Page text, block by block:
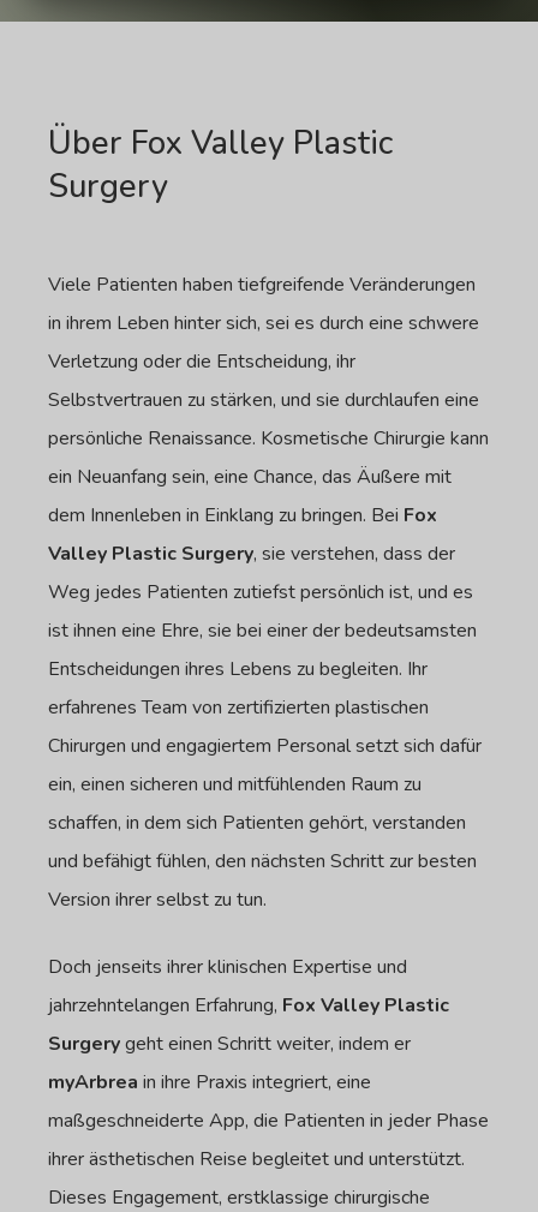
Über Fox Valley Plastic
Surgery
Viele Patienten haben tiefgreifende Veränderungen
in ihrem Leben hinter sich, sei es durch eine schwere
Verletzung oder die Entscheidung, ihr
Selbstvertrauen zu stärken, und sie durchlaufen eine
persönliche Renaissance. Kosmetische Chirurgie kann
ein Neuanfang sein, eine Chance, das Äußere mit
dem Innenleben in Einklang zu bringen. Bei Fox
Valley Plastic Surgery, sie verstehen, dass der
Weg jedes Patienten zutiefst persönlich ist, und es
ist ihnen eine Ehre, sie bei einer der bedeutsamsten
Entscheidungen ihres Lebens zu begleiten. Ihr
erfahrenes Team von zertifizierten plastischen
Chirurgen und engagiertem Personal setzt sich dafür
ein, einen sicheren und mitfühlenden Raum zu
schaffen, in dem sich Patienten gehört, verstanden
und befähigt fühlen, den nächsten Schritt zur besten
Version ihrer selbst zu tun.
Doch jenseits ihrer klinischen Expertise und
jahrzehntelangen Erfahrung, Fox Valley Plastic
Surgerygeht einen Schritt weiter, indem er
myArbrea in ihre Praxis integriert, eine
maßgeschneiderte App, die Patienten in jeder Phase
ihrer ästhetischen Reise begleitet und unterstützt.
Dieses Engagement, erstklassige chirurgische